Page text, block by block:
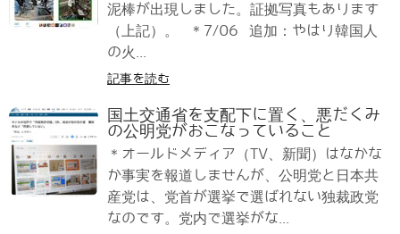
泥棒が出現しました。証拠写真もあります
（上記）。 ＊7/06 追加：やはり韓国人
の火...
記事を読む
国土交通省を支配下に置く、悪だくみ
の公明党がおこなっていること
＊オールドメディア（TV、新聞）はなかな
か事実を報道しませんが、公明党と日本共
産党は、党首が選挙で選ばれない独裁政党
なのです。党内で選挙がな...